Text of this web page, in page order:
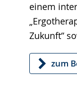
einem
Zukunft“
zum